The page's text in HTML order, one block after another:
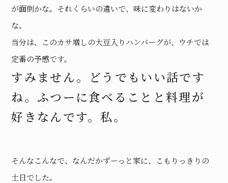
が面倒かな。それくらいの違いで、味に変わりはないか
な。
当分は、このカサ増しの大豆入りハンバーグが、ウチでは
定番の予感です。
すみません。どうでもいい話です
ね。ふつーに食べることと料理が
好きなんです。私。
そんなこんなで、なんだかずーっと家に、こもりっきりの
土日でした。